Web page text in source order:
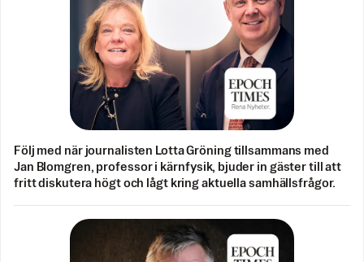
Följ med när journalisten Lotta Gröning tillsammans med
Jan Blomgren, professor i kärnfysik, bjuder in gäster till att
fritt diskutera högt och lågt kring aktuella samhällsfrågor.